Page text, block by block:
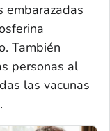
embarazadas
También
personas al
las vacunas